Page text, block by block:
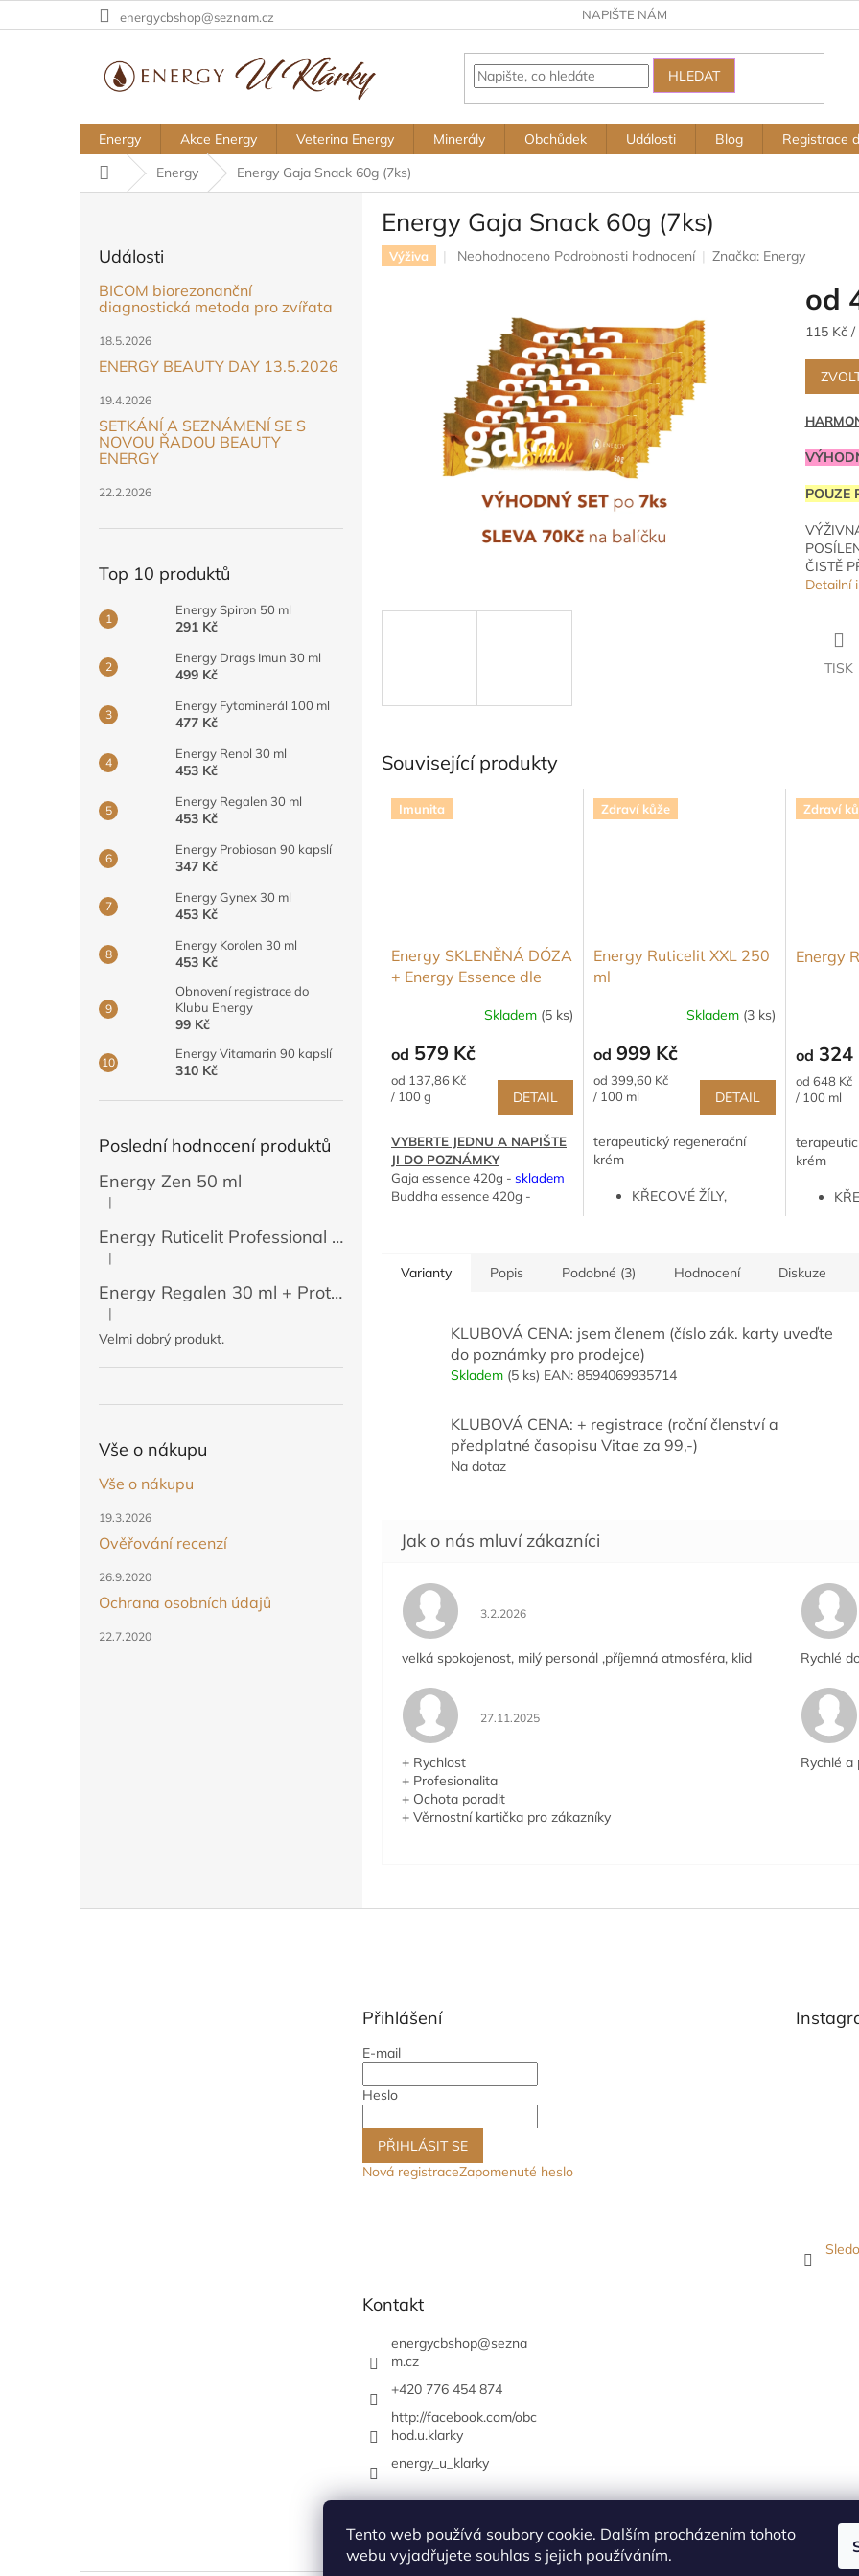
Tento web používá soubory cookie. Dalším procházením tohoto
webu vyjadřujete souhlas s jejich používáním.
na
energycbshop@seznam.cz NAPIŠTE NÁM
HLEDAT
Energy Akce Energy Veterina Energy Minerály Obchůdek Události Blog Registrace
Domů
Energy Energy Gaja Snack 60g (7ks)
Události
BICOM biorezonanční
diagnostická metoda pro zvířata
18.5.2026
ENERGY BEAUTY DAY 13.5.2026
19.4.2026
SETKÁNÍ A SEZNÁMENÍ SE S
NOVOU ŘADOU BEAUTY
ENERGY
22.2.2026
Top 10 produktů
Energy Spiron 50 ml
291 Kč
Energy Drags Imun 30 ml
499 Kč
Energy Fytominerál 100 ml
477 Kč
Energy Renol 30 ml
453 Kč
Energy Regalen 30 ml
453 Kč
Energy Probiosan 90 kapslí
347 Kč
Energy Gynex 30 ml
453 Kč
Energy Korolen 30 ml
453 Kč
Obnovení registrace do
Klubu Energy
99 Kč
Energy Vitamarin 90 kapslí
310 Kč
Poslední hodnocení produktů
Energy Zen 50 ml
Hodnocení produktu je 5 z 5 hvězdiček.
|
Energy Ruticelit Professional 500 ml
Hodnocení produktu je 5 z 5 hvězdiček.
|
Energy Regalen 30 ml + Protektin 50 ml (POUZE PRO ČLENY)
Hodnocení produktu je 5 z 5 hvězdiček.
|
Velmi dobrý produkt.
Vše o nákupu
Vše o nákupu
19.3.2026
Ověřování recenzí
26.9.2020
Ochrana osobních údajů
22.7.2020
Energy Gaja Snack 60g (7ks)
Výživa
Průměrné
hvězdiček.
Neohodnoceno Podrobnosti hodnocení Značka: Energy
od
Měrná
115 Kč
POUZE
ČISTĚ
Detailní
TISK
Související produkty
Imunita
Energy SKLENĚNÁ DÓZA
+ Energy Essence dle
Skladem (5 ks)
od 579 Kč
Měrná
cena:
od 137,86 Kč
/ 100 g
DETAIL
VYBERTE JEDNU A NAPIŠTE
JI DO POZNÁMKY
Gaja essence 420g - skladem
Buddha essence 420g -
DOČASNĚ NEDOSTUPNÁ
(reg.č. napsat do
poznámky).
Zdraví kůže
Energy Ruticelit XXL 250
ml
Skladem (3 ks)
od 999 Kč
Měrná
cena:
od 399,60 Kč
/ 100 ml
DETAIL
terapeutický regenerační
krém
KŘECOVÉ ŽÍLY,
OPRUZENINY,
PSYCHICKÁ ÚNAVA,
BOLESTI HLAVY A
ZÁNĚTY NERVŮ
PODPORUJE
ZE ŽIVOTA
Zdraví
Energy
od 324
Měrná
cena:
od 648 Kč
/ 100 ml
krém
Varianty Popis Podobné (3) Hodnocení Diskuze
KLUBOVÁ CENA: jsem členem (číslo zák. karty uveďte
do poznámky pro prodejce)
Skladem (5 ks) EAN: 8594069935714
KLUBOVÁ CENA: + registrace (roční členství a
předplatné časopisu Vitae za 99,-)
Na dotaz
Hodnocení obchodu je 5 z 5 hvězdiček.
3.2.2026
velká spokojenost, milý personál ,příjemná atmosféra, klid Rychlé
Hodnocení obchodu je 5 z 5 hvězdiček.
27.11.2025
+ Rychlost
+ Profesionalita
+ Ochota poradit
+ Věrnostní kartička pro zákazníky
Rychlé a
Přihlášení
E-mail
Heslo
PŘIHLÁSIT SE
Nová registraceZapomenuté heslo
Kontakt
energycbshop@sezna
m.cz
+420 776 454 874
http://facebook.com/obc
hod.u.klarky
energy_u_klarky
Obchodní podmínky Klub Energy Kontakty